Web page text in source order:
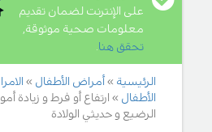
على الإنترنت لضمان تقديم
معلومات صحية موثوقة,
تحقق هنا.
الرئيسية أمراض الأطفال
الأطفال
ارتفاع أو فرط و زيادة
الرضيع و حديثي الولادة